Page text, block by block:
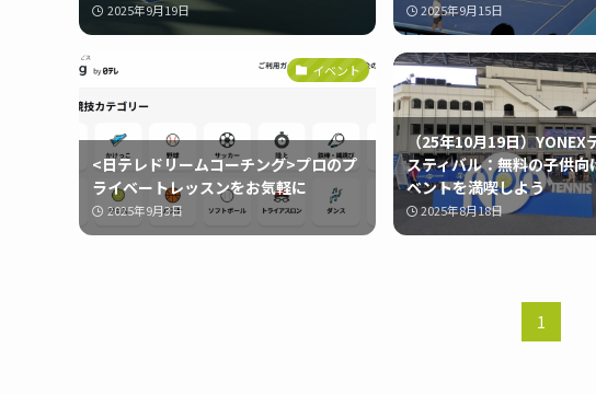
2025年9月19日 2025年9月15日
イベント
<日テレドリームコーチング>プロのプ
ライベートレッスンをお気軽に
2025年9月3日
（25年10月19日）YONEX
スティバル：無料の子供向
ベントを満喫しよう
2025年8月18日
1